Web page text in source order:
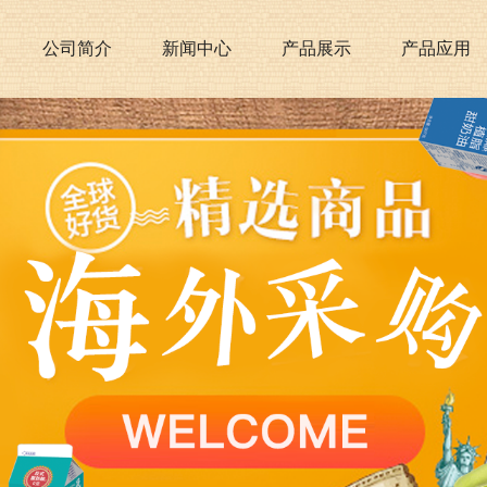
公司简介 新闻中心 产品展示 产品应用